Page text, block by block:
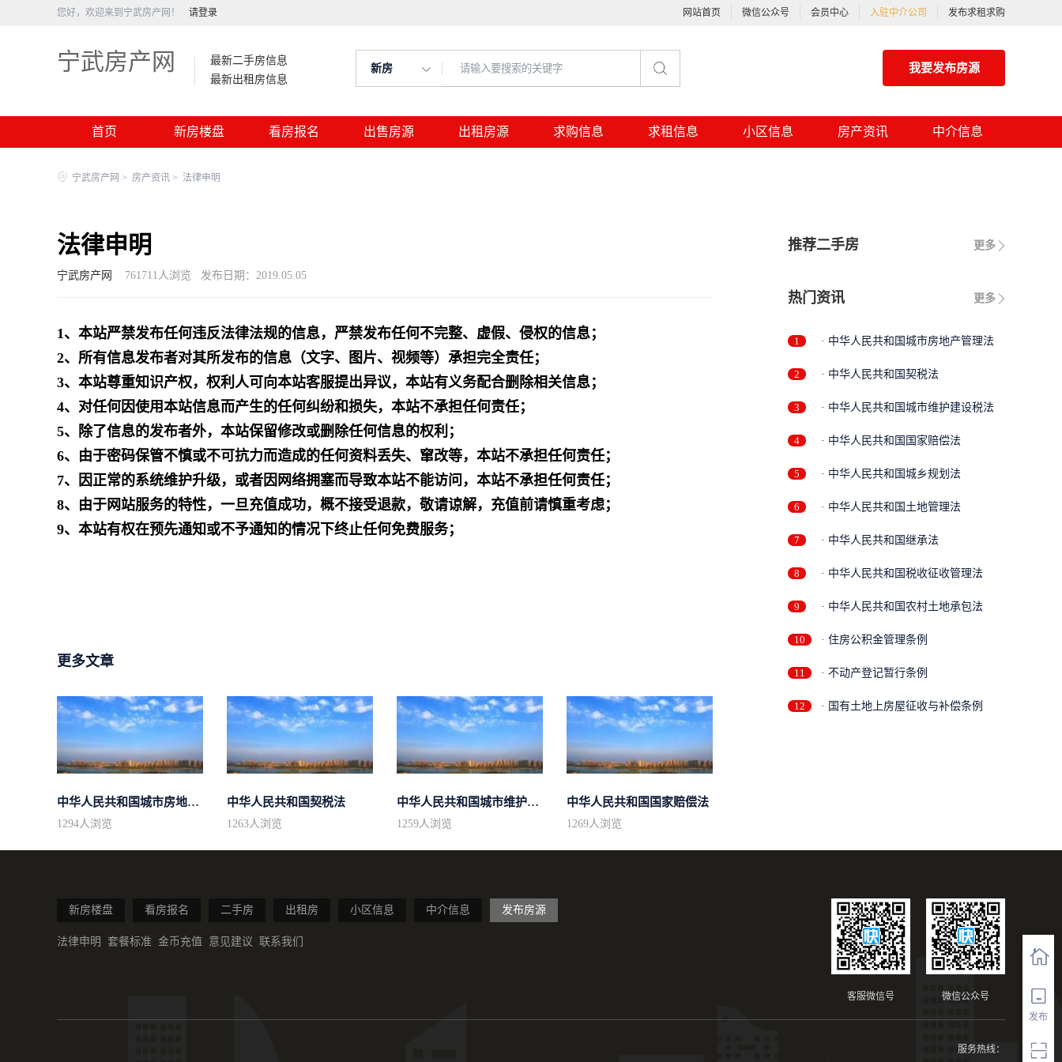
您好，欢迎来到宁武房产网！ 请登录 网站首页 微信公众号 会员中心 入驻中介公司 发布求租求购
宁武房产网
最新二手房信息
最新出租房信息
新房 我要发布房源
首页 新房楼盘 看房报名 出售房源 出租房源 求购信息 求租信息 小区信息 房产资讯 中介信息
发布
宁武房产网 > 房产资讯 > 法律申明
法律申明
宁武房产网 761711人浏览 发布日期：2019.05.05
1、本站严禁发布任何违反法律法规的信息，严禁发布任何不完整、虚假、侵权的信息；
2、所有信息发布者对其所发布的信息（文字、图片、视频等）承担完全责任；
3、本站尊重知识产权，权利人可向本站客服提出异议，本站有义务配合删除相关信息；
4、对任何因使用本站信息而产生的任何纠纷和损失，本站不承担任何责任；
5、除了信息的发布者外，本站保留修改或删除任何信息的权利；
6、由于密码保管不慎或不可抗力而造成的任何资料丢失、窜改等，本站不承担任何责任；
7、因正常的系统维护升级，或者因网络拥塞而导致本站不能访问，本站不承担任何责任；
8、由于网站服务的特性，一旦充值成功，概不接受退款，敬请谅解，充值前请慎重考虑；
9、本站有权在预先通知或不予通知的情况下终止任何免费服务；
更多文章
中华人民共和国城市房地产管理法
1294人浏览
中华人民共和国契税法
1263人浏览
中华人民共和国城市维护建设税法
1259人浏览
中华人民共和国国家赔偿法
1269人浏览
更多
推荐二手房
更多
热门资讯
1 · 中华人民共和国城市房地产管理法
2 · 中华人民共和国契税法
3 · 中华人民共和国城市维护建设税法
4 · 中华人民共和国国家赔偿法
5 · 中华人民共和国城乡规划法
6 · 中华人民共和国土地管理法
7 · 中华人民共和国继承法
8 · 中华人民共和国税收征收管理法
9 · 中华人民共和国农村土地承包法
10 · 住房公积金管理条例
11 · 不动产登记暂行条例
12 · 国有土地上房屋征收与补偿条例
新房楼盘 看房报名 二手房 出租房 小区信息 中介信息 发布房源
法律申明 套餐标准 金币充值 意见建议 联系我们
微信公众号
客服微信号
服务热线：